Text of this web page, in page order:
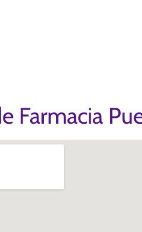
Farmacia